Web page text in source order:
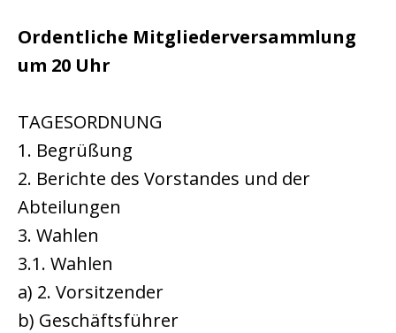
Ordentliche Mitgliederversammlung
um 20 Uhr
TAGESORDNUNG
1. Begrüßung
2. Berichte des Vorstandes und der
Abteilungen
3. Wahlen
3.1. Wahlen
a) 2. Vorsitzender
b) Geschäftsführer